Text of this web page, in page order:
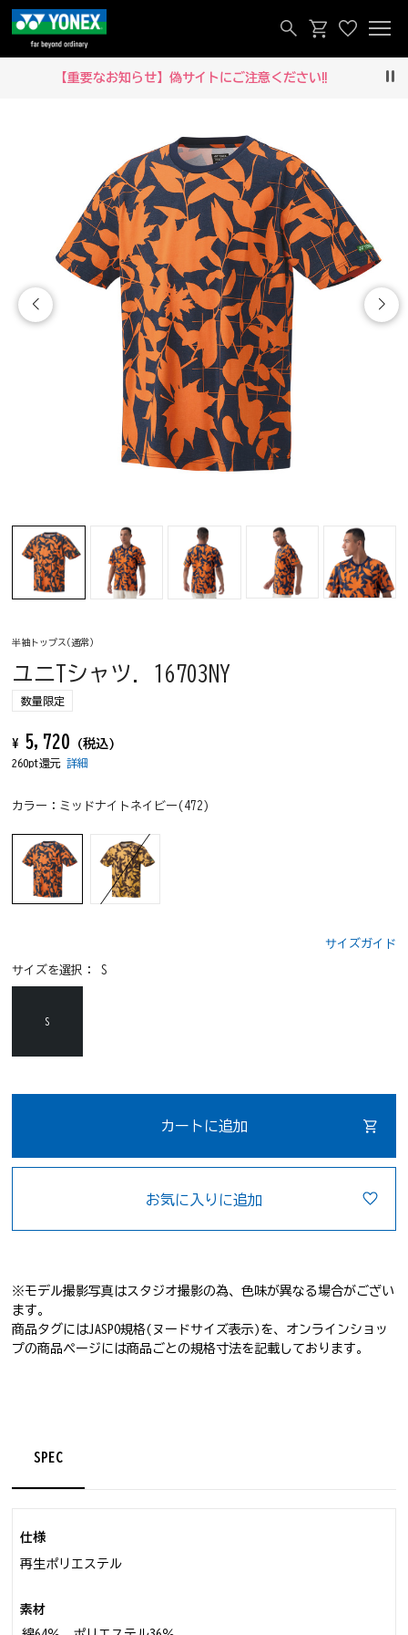
【重要なお知らせ】偽サイトにご注意ください‼
半袖トップス(通常)
ユニTシャツ. 16703NY
数量限定
¥ 5,720 (税込)
260pt還元詳細
カラー： ミッドナイトネイビー(472)
サイズガイド
サイズを選択：S
S
カートに追加
お気に入りに追加
※モデル撮影写真はスタジオ撮影の為、色味が異なる場合がござい
ます。
商品タグにはJASPO規格(ヌードサイズ表示)を、オンラインショッ
プの商品ページには商品ごとの規格寸法を記載しております。
SPEC
仕様
再生ポリエステル
素材